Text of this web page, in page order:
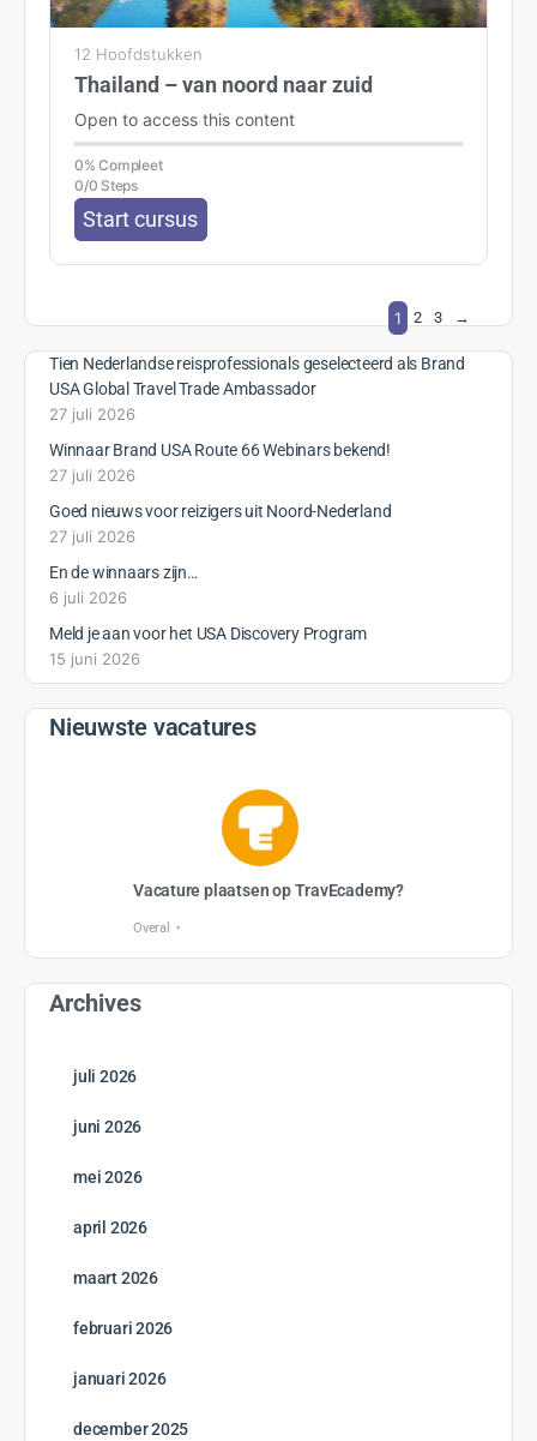
12 Hoofdstukken
Thailand – van noord naar zuid
Open to access this content
0% Compleet
0/0 Steps
Start cursus
1 2 3 →
Tien Nederlandse reisprofessionals geselecteerd als Brand
USA Global Travel Trade Ambassador
27 juli 2026
Winnaar Brand USA Route 66 Webinars bekend!
27 juli 2026
Goed nieuws voor reizigers uit Noord-Nederland
27 juli 2026
En de winnaars zijn…
6 juli 2026
Meld je aan voor het USA Discovery Program
15 juni 2026
Nieuwste vacatures
Vacature plaatsen op TravEcademy?
Overal
Archives
juli 2026
juni 2026
mei 2026
april 2026
maart 2026
februari 2026
januari 2026
december 2025